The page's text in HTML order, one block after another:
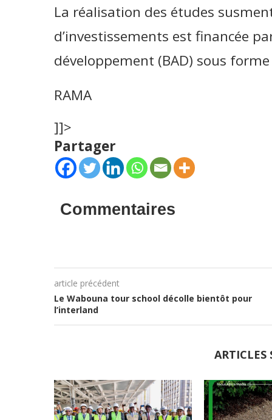
La réalisation des études
d’investissements est financée
développement (BAD) sous
RAMA
]]>
Partager
Commentaires
article précédent
Le Wabouna tour school décolle bientôt pour
l’interland
ARTICLES